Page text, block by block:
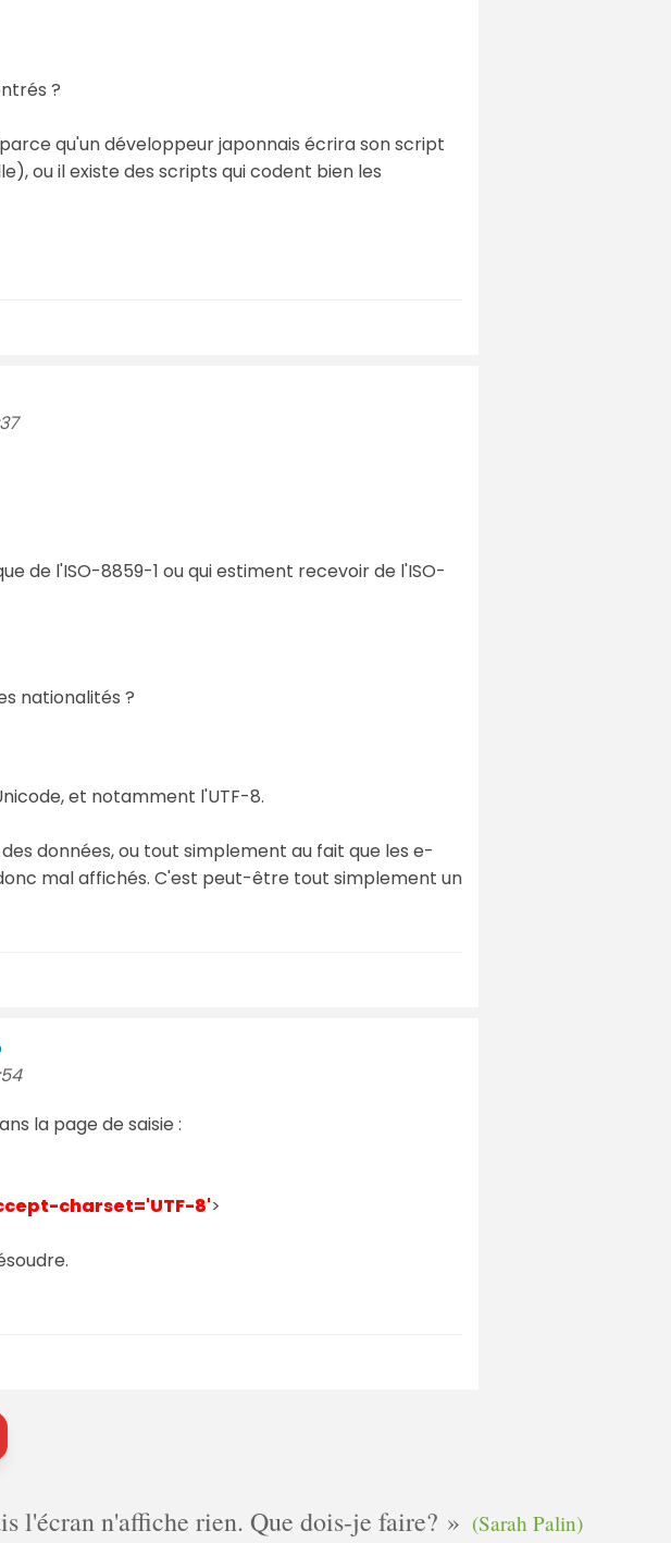
?
qu'un développeur japonnais écrira son script
ou il existe des scripts qui codent bien les
de l'ISO-8859-1 ou qui estiment recevoir de l'ISO-
nationalités ?
et notamment l'UTF-8.
données, ou tout simplement au fait que les e-
mal affichés. C'est peut-être tout simplement un
la page de saisie :
charset='UTF-8'>
l'écran n'affiche rien. Que dois-je faire? (Sarah Palin)